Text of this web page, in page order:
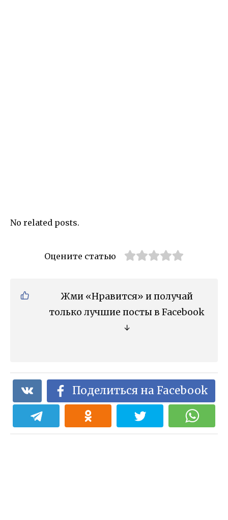
No related posts.
Оцените статью
Жми «Нравится» и получай
только лучшие посты в Facebook
↓
Поделиться на Facebook